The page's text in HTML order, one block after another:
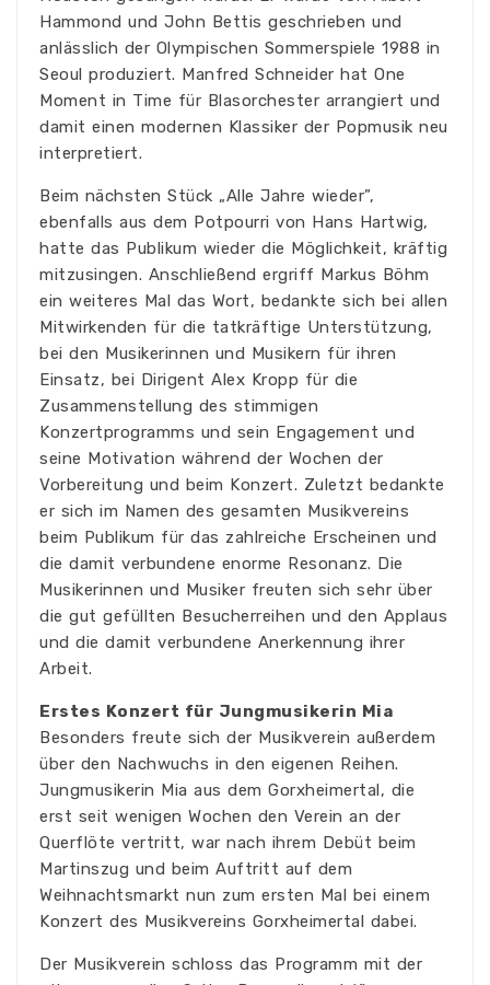
Hammond und John Bettis geschrieben und
anlässlich der Olympischen Sommerspiele 1988 in
Seoul produziert. Manfred Schneider hat One
Moment in Time für Blasorchester arrangiert und
damit einen modernen Klassiker der Popmusik neu
interpretiert.
Beim nächsten Stück „Alle Jahre wieder”,
ebenfalls aus dem Potpourri von Hans Hartwig,
hatte das Publikum wieder die Möglichkeit, kräftig
mitzusingen. Anschließend ergriff Markus Böhm
ein weiteres Mal das Wort, bedankte sich bei allen
Mitwirkenden für die tatkräftige Unterstützung,
bei den Musikerinnen und Musikern für ihren
Einsatz, bei Dirigent Alex Kropp für die
Zusammenstellung des stimmigen
Konzertprogramms und sein Engagement und
seine Motivation während der Wochen der
Vorbereitung und beim Konzert. Zuletzt bedankte
er sich im Namen des gesamten Musikvereins
beim Publikum für das zahlreiche Erscheinen und
die damit verbundene enorme Resonanz. Die
Musikerinnen und Musiker freuten sich sehr über
die gut gefüllten Besucherreihen und den Applaus
und die damit verbundene Anerkennung ihrer
Arbeit.
Erstes Konzert für Jungmusikerin Mia
Besonders freute sich der Musikverein außerdem
über den Nachwuchs in den eigenen Reihen.
Jungmusikerin Mia aus dem Gorxheimertal, die
erst seit wenigen Wochen den Verein an der
Querflöte vertritt, war nach ihrem Debüt beim
Martinszug und beim Auftritt auf dem
Weihnachtsmarkt nun zum ersten Mal bei einem
Konzert des Musikvereins Gorxheimertal dabei.
Der Musikverein schloss das Programm mit der